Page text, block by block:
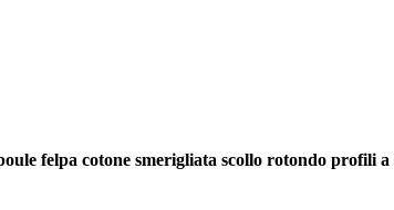
felpa cotone smerigliata scollo rotondo profili